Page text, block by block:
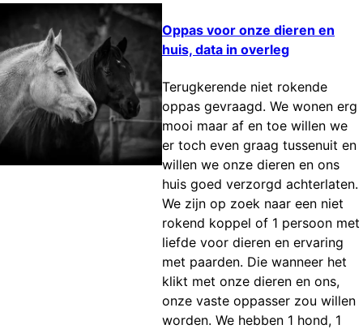
Oppas voor onze dieren en
huis, data in overleg
Terugkerende niet rokende
oppas gevraagd. We wonen erg
mooi maar af en toe willen we
er toch even graag tussenuit en
willen we onze dieren en ons
huis goed verzorgd achterlaten.
We zijn op zoek naar een niet
rokend koppel of 1 persoon met
liefde voor dieren en ervaring
met paarden. Die wanneer het
klikt met onze dieren en ons,
onze vaste oppasser zou willen
worden. We hebben 1 hond, 1